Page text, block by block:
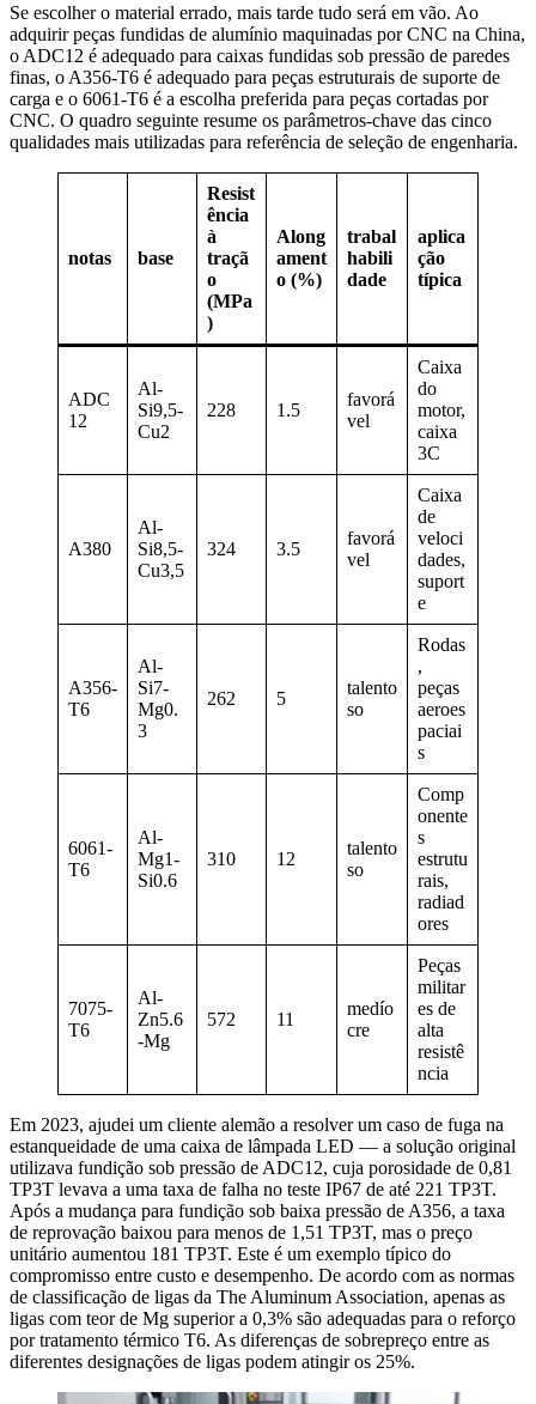
Se escolher o material errado, mais tarde tudo será em vão. Ao
adquirir peças fundidas de alumínio maquinadas por CNC na China,
o ADC12 é adequado para caixas fundidas sob pressão de paredes
finas, o A356-T6 é adequado para peças estruturais de suporte de
carga e o 6061-T6 é a escolha preferida para peças cortadas por
CNC. O quadro seguinte resume os parâmetros-chave das cinco
qualidades mais utilizadas para referência de seleção de engenharia.
notas base
Resist
ência
à
traçã
o
(MPa
)
Along
ament
o (%)
trabal
habili
dade
aplica
ção
típica
ADC
12
Al-
Si9,5-
Cu2
228 1.5
favorá
vel
Caixa
do
motor,
caixa
3C
A380
Al-
Si8,5-
Cu3,5
324 3.5
favorá
vel
Caixa
de
veloci
dades,
suport
e
A356-
T6
Al-
Si7-
Mg0.
3
262 5
talento
so
Rodas
,
peças
aeroes
paciai
s
6061-
T6
Al-
Mg1-
Si0.6
310 12
talento
so
Comp
onente
s
estrutu
rais,
radiad
ores
7075-
T6
Al-
Zn5.6
-Mg
572 11
medío
cre
Peças
militar
es de
alta
resistê
ncia
Em 2023, ajudei um cliente alemão a resolver um caso de fuga na
estanqueidade de uma caixa de lâmpada LED — a solução original
utilizava fundição sob pressão de ADC12, cuja porosidade de 0,81
TP3T levava a uma taxa de falha no teste IP67 de até 221 TP3T.
Após a mudança para fundição sob baixa pressão de A356, a taxa
de reprovação baixou para menos de 1,51 TP3T, mas o preço
unitário aumentou 181 TP3T. Este é um exemplo típico do
compromisso entre custo e desempenho. De acordo com as normas
de classificação de ligas da The Aluminum Association, apenas as
ligas com teor de Mg superior a 0,3% são adequadas para o reforço
por tratamento térmico T6. As diferenças de sobrepreço entre as
diferentes designações de ligas podem atingir os 25%.